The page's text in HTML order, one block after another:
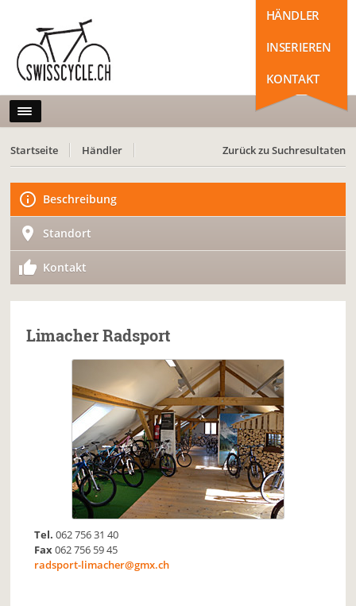
HÄNDLER
INSERIEREN
KONTAKT
Startseite Händler Zurück zu Suchresultaten
Beschreibung
Standort
Kontakt
Limacher Radsport
Tel. 062 756 31 40
Fax062 756 59 45
radsport-limacher@gmx.ch